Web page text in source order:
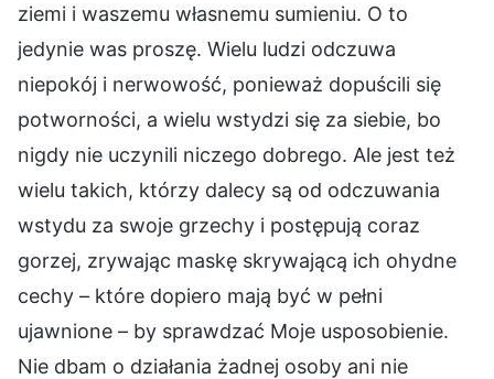
ziemi i waszemu własnemu sumieniu. O to
jedynie was proszę. Wielu ludzi odczuwa
niepokój i nerwowość, ponieważ dopuścili się
potworności, a wielu wstydzi się za siebie, bo
nigdy nie uczynili niczego dobrego. Ale jest też
wielu takich, którzy dalecy są od odczuwania
wstydu za swoje grzechy i postępują coraz
gorzej, zrywając maskę skrywającą ich ohydne
cechy – które dopiero mają być w pełni
ujawnione – by sprawdzać Moje usposobienie.
Nie dbam o działania żadnej osoby ani nie